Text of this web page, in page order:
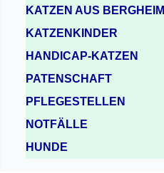
KATZEN AUS BERGHEIM
KATZENKINDER
HANDICAP-KATZEN
PATENSCHAFT
PFLEGESTELLEN
NOTFÄLLE
HUNDE